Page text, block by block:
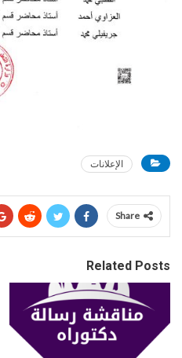
الإعلانات
Share
Related Posts